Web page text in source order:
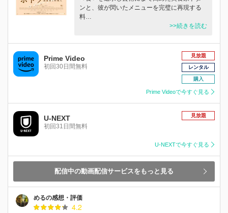
ンと、彼が閃いたメニューを完璧に再現する
料…
>>続きを読む
Prime Video
初回30日間無料
見放題
レンタル
購入
Prime Videoで今すぐ見る
U-NEXT
初回31日間無料
見放題
U-NEXTで今すぐ見る
配信中の動画配信サービスをもっと見る
めるの感想・評価
4.2